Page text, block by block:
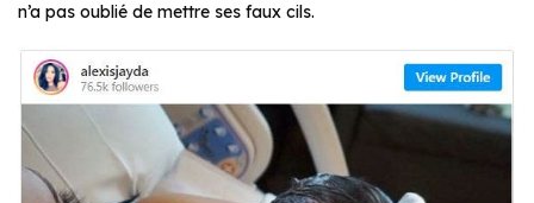
n’a pas oublié de mettre ses faux cils.